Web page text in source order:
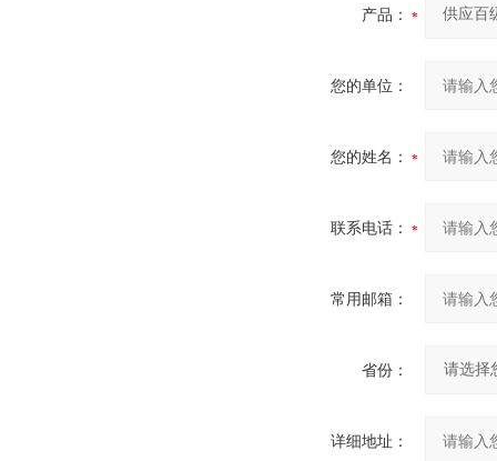
产品：
您的单位：
您的姓名：
联系电话：
常用邮箱：
省份：
详细地址：